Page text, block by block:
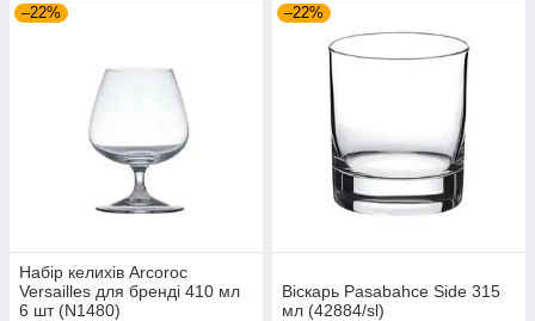
–22%
Набір келихів Arcoroc
Versailles для бренді 410 мл
6 шт (N1480)
–22%
Віскарь Pasabahce Side 315
мл (42884/sl)